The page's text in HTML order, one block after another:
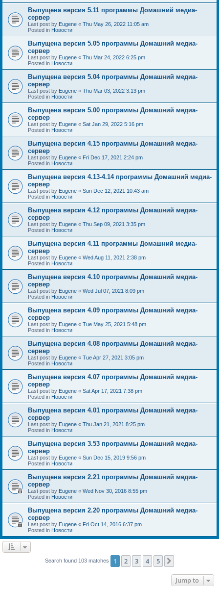
Выпущена версия 5.11 программы Домашний медиа-
сервер
Last post by Eugene « Thu May 26, 2022 11:05 am
Posted in Новости
Выпущена версия 5.05 программы Домашний медиа-
сервер
Last post by Eugene « Thu Mar 24, 2022 6:25 pm
Posted in Новости
Выпущена версия 5.04 программы Домашний медиа-
сервер
Last post by Eugene « Thu Mar 03, 2022 3:13 pm
Posted in Новости
Выпущена версия 5.00 программы Домашний медиа-
сервер
Last post by Eugene « Sat Jan 29, 2022 5:16 pm
Posted in Новости
Выпущена версия 4.15 программы Домашний медиа-
сервер
Last post by Eugene « Fri Dec 17, 2021 2:24 pm
Posted in Новости
Выпущена версия 4.13-4.14 программы Домашний медиа-
сервер
Last post by Eugene « Sun Dec 12, 2021 10:43 am
Posted in Новости
Выпущена версия 4.12 программы Домашний медиа-
сервер
Last post by Eugene « Thu Sep 09, 2021 3:35 pm
Posted in Новости
Выпущена версия 4.11 программы Домашний медиа-
сервер
Last post by Eugene « Wed Aug 11, 2021 2:38 pm
Posted in Новости
Выпущена версия 4.10 программы Домашний медиа-
сервер
Last post by Eugene « Wed Jul 07, 2021 8:09 pm
Posted in Новости
Выпущена версия 4.09 программы Домашний медиа-
сервер
Last post by Eugene « Tue May 25, 2021 5:48 pm
Posted in Новости
Выпущена версия 4.08 программы Домашний медиа-
сервер
Last post by Eugene « Tue Apr 27, 2021 3:05 pm
Posted in Новости
Выпущена версия 4.07 программы Домашний медиа-
сервер
Last post by Eugene « Sat Apr 17, 2021 7:38 pm
Posted in Новости
Выпущена версия 4.01 программы Домашний медиа-
сервер
Last post by Eugene « Thu Jan 21, 2021 8:25 pm
Posted in Новости
Выпущена версия 3.53 программы Домашний медиа-
сервер
Last post by Eugene « Sun Dec 15, 2019 9:56 pm
Posted in Новости
Выпущена версия 2.21 программы Домашний медиа-
сервер
Last post by Eugene « Wed Nov 30, 2016 8:55 pm
Posted in Новости
Выпущена версия 2.20 программы Домашний медиа-
сервер
Last post by Eugene « Fri Oct 14, 2016 6:37 pm
Posted in Новости
Search found 103 matches 1 2 3 4 5
Jump to